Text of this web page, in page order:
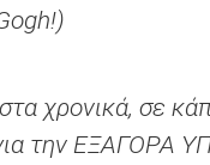
στα χρονικά, σε
την ΕΞΑΓΟΡΑ